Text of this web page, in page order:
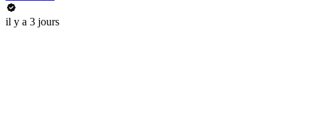
il y a 3 jours